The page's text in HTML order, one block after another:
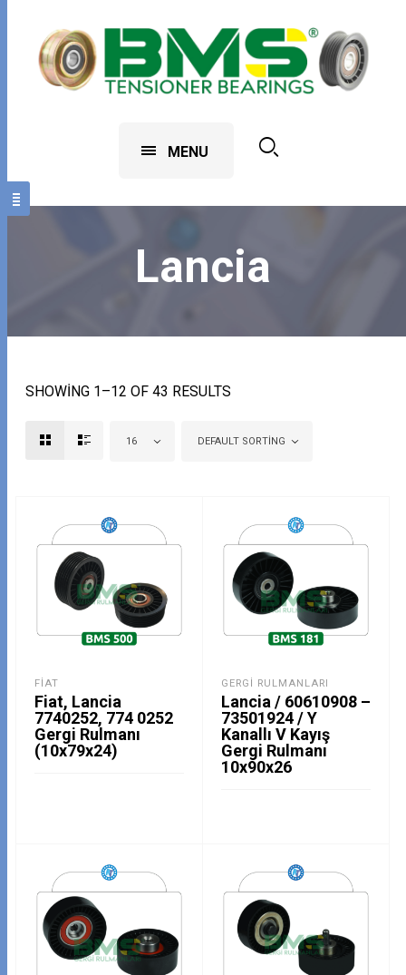
MENU
Lancia
SHOWING 1–12 OF 43 RESULTS
16 DEFAULT SORTING
FIAT
Fiat, Lancia
7740252, 774 0252
Gergi Rulmanı
(10x79x24)
GERGI RULMANLARI
Lancia / 60610908 –
73501924 / Y
Kanallı V Kayış
Gergi Rulmanı
10x90x26